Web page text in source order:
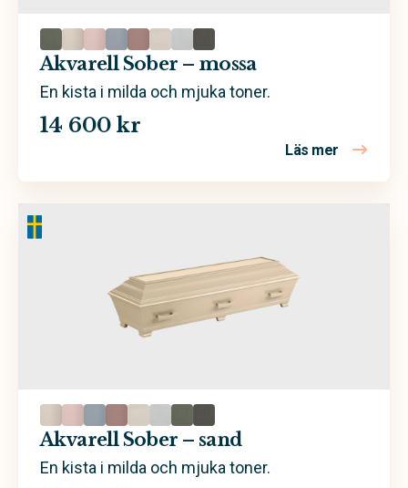
Akvarell Sober – mossa
En kista i milda och mjuka toner.
14 600 kr
Läs mer om
Akvarell Sober – sand
En kista i milda och mjuka toner.